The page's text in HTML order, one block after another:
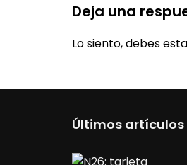
Deja una
Lo siento, debes
Últimos artículos